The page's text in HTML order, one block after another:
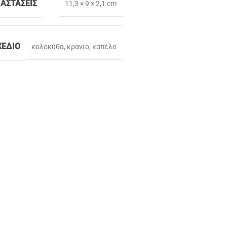
11,3 × 9 × 2,1 cm
κολοκύθα, κρανίο, καπέλο